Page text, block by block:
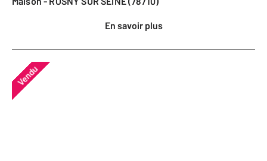
En savoir plus
Vendu